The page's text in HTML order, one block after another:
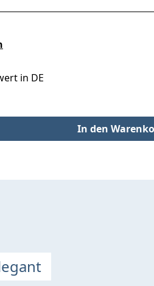
in DE
benutze die Schaltflächen um
In den